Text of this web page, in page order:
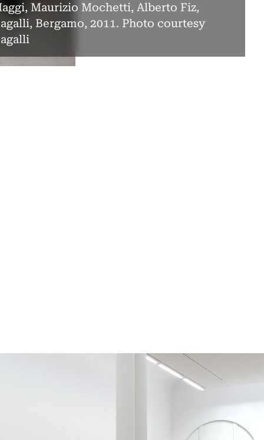
Maurizio Mochetti, Alberto Fiz,
Bergamo, 2011. Photo courtesy